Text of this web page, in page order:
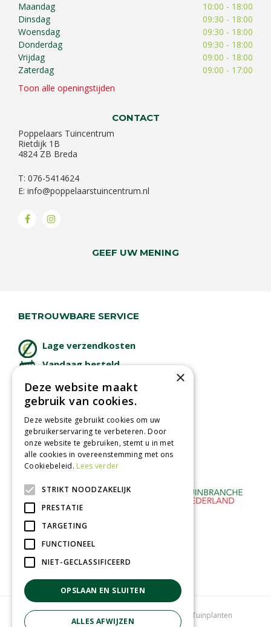
Maandag
10:00 - 18:00
Dinsdag
09:30 - 18:00
Woensdag
09:30 - 18:00
Donderdag
09:30 - 18:00
Vrijdag
09:00 - 18:00
Zaterdag
09:00 - 17:00
Toon alle openingstijden
CONTACT
Poppelaars Tuincentrum
Rietdijk 1B
4824 ZB Breda
T: 076-5414624
E: info@poppelaarstuincentrum.nl
GEEF UW MENING
BETROUWBARE SERVICE
Lage verzendkosten
Vandaag besteld
Afhalen in tuincentrum
Betaal veilig
met iDeal - Wero
Kamerplanten Tuinplanten
×
Deze website maakt
gebruik van cookies.
Deze website gebruikt cookies om uw
gebruikerservaring te verbeteren. Door
onze website te gebruiken, stemt u in met
alle cookies in overeenstemming met ons
Cookiebeleid. Lees verder
STRIKT NOODZAKELIJK
PRESTATIE
TARGETING
FUNCTIONEEL
NIET-GECLASSIFICEERD
OPSLAAN EN SLUITEN
ALLES AFWIJZEN